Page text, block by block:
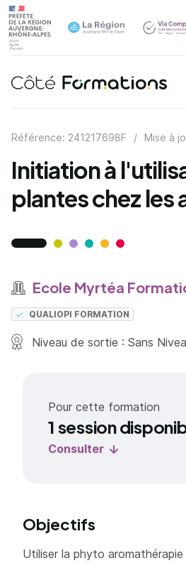
Référence: 241217698F / Mise à
Initiation à
plantes chez les
Ecole Myrtéa
QUALIOPI FORMATION
Niveau de sortie : Sans
Pour cette formation
1 session
Consulter
Objectifs
Utiliser la phyto